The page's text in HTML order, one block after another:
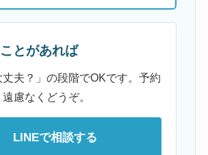
とがあれば
丈夫？」の段階でOKです。予約
慮なくどうぞ。
LINEで相談する